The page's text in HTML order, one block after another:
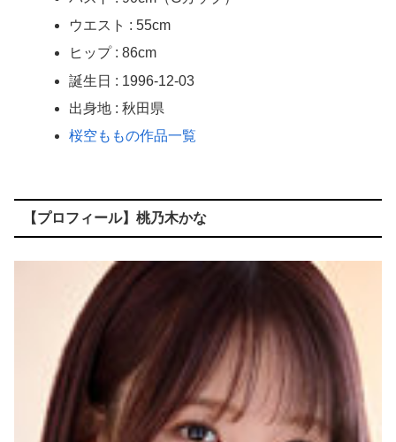
【ＳＭ・調教】出会い系でエッチした最高のドＭ女
素人ＡＶ面接 ~ロリ娘にセクシーランジェリーを着せて生中ハメ~
まんチラの誘惑 ~ダチの母ちゃんと~
アラサー喪女の暴走オーガズム
月刊 古瀬玲
激しめイラマが好き！
36歳の彼女と結婚したいのに、家族が猛反対。家族から信じられない言葉が飛び出した… 他
ウエスト : 55cm
ヒップ : 86cm
誕生日 : 1996-12-03
出身地 : 秋田県
桜空ももの作品一覧
【プロフィール】桃乃木かな